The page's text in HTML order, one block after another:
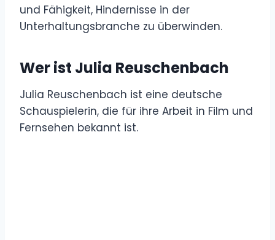
und Fähigkeit, Hindernisse in der
Unterhaltungsbranche zu überwinden.
Wer ist Julia Reuschenbach
Julia Reuschenbach ist eine deutsche
Schauspielerin, die für ihre Arbeit in Film und
Fernsehen bekannt ist.